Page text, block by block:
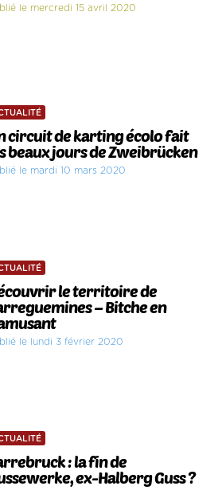
le mercredi 15 avril 2020
circuit de karting écolo fait
beaux jours de Zweibrücken
le mardi 10 mars 2020
le territoire de
– Bitche en
le lundi 3 février 2020
: la fin de
ex-Halberg Guss ?